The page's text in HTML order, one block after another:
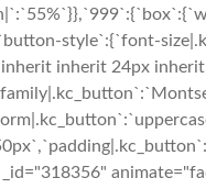
style`:{`font-
inherit 24px